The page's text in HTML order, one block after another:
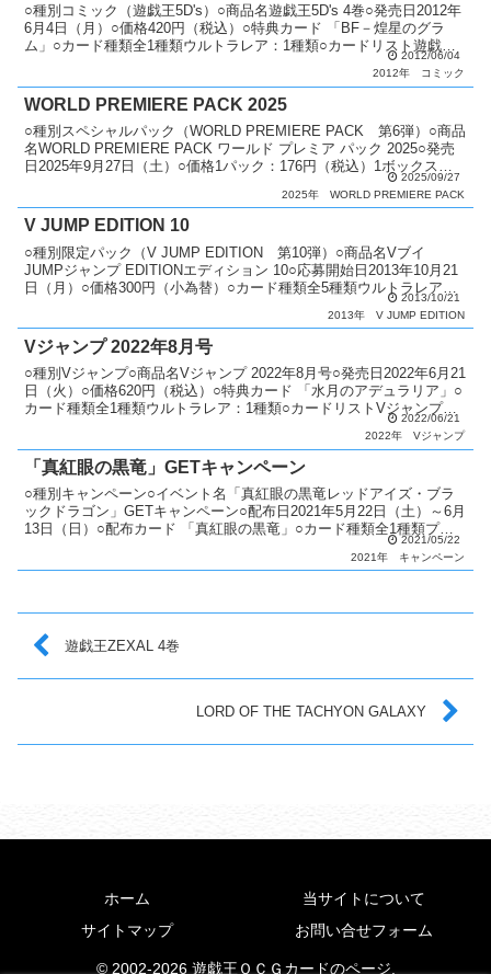
○種別コミック（遊戯王5D's）○商品名遊戯王5D's 4巻○発売日2012年
6月4日（月）○価格420円（税込）○特典カード 「BF－煌星のグラ
ム」○カード種類全1種類ウルトラレア：1種類○カードリスト遊戯王
2012/06/04
2012年
コミック
WORLD PREMIERE PACK 2025
○種別スペシャルパック（WORLD PREMIERE PACK 第6弾）○商品
名WORLD PREMIERE PACK ワールド プレミア パック 2025○発売
日2025年9月27日（土）○価格1パック：176円（税込）1ボックス：
2025/09/27
2025年
WORLD PREMIERE PACK
V JUMP EDITION 10
○種別限定パック（V JUMP EDITION 第10弾）○商品名Vブイ
JUMPジャンプ EDITIONエディション 10○応募開始日2013年10月21
日（月）○価格300円（小為替）○カード種類全5種類ウルトラレア：5
2013/10/21
2013年
V JUMP EDITION
Vジャンプ 2022年8月号
○種別Vジャンプ○商品名Vジャンプ 2022年8月号○発売日2022年6月21
日（火）○価格620円（税込）○特典カード 「水月のアデュラリア」○
カード種類全1種類ウルトラレア：1種類○カードリストVジャンプ
2022/06/21
2022年
Vジャンプ
「真紅眼の黒竜」GETキャンペーン
○種別キャンペーン○イベント名「真紅眼の黒竜レッドアイズ・ブラ
ックドラゴン」GETキャンペーン○配布日2021年5月22日（土）～6月
13日（日）○配布カード 「真紅眼の黒竜」○カード種類全1種類プラ
2021/05/22
2021年
キャンペーン
遊戯王ZEXAL 4巻
LORD OF THE TACHYON GALAXY
ホーム
当サイトについて
サイトマップ
お問い合せフォーム
© 2002-2026 遊戯王ＯＣＧカードのページ.